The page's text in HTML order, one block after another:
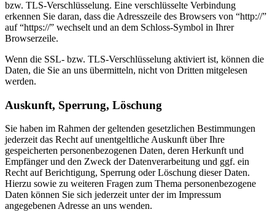
bzw. TLS-Verschlüsselung. Eine verschlüsselte Verbindung
erkennen Sie daran, dass die Adresszeile des Browsers von “http://”
auf “https://” wechselt und an dem Schloss-Symbol in Ihrer
Browserzeile.
Wenn die SSL- bzw. TLS-Verschlüsselung aktiviert ist, können die
Daten, die Sie an uns übermitteln, nicht von Dritten mitgelesen
werden.
Auskunft, Sperrung, Löschung
Sie haben im Rahmen der geltenden gesetzlichen Bestimmungen
jederzeit das Recht auf unentgeltliche Auskunft über Ihre
gespeicherten personenbezogenen Daten, deren Herkunft und
Empfänger und den Zweck der Datenverarbeitung und ggf. ein
Recht auf Berichtigung, Sperrung oder Löschung dieser Daten.
Hierzu sowie zu weiteren Fragen zum Thema personenbezogene
Daten können Sie sich jederzeit unter der im Impressum
angegebenen Adresse an uns wenden.